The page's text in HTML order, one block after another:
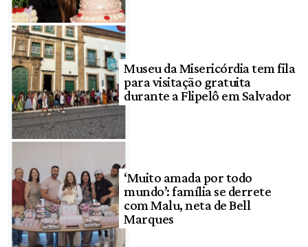
Museu da Misericórdia tem fila
para visitação gratuita
durante a Flipelô em Salvador
‘Muito amada por todo
mundo’: família se derrete
com Malu, neta de Bell
Marques